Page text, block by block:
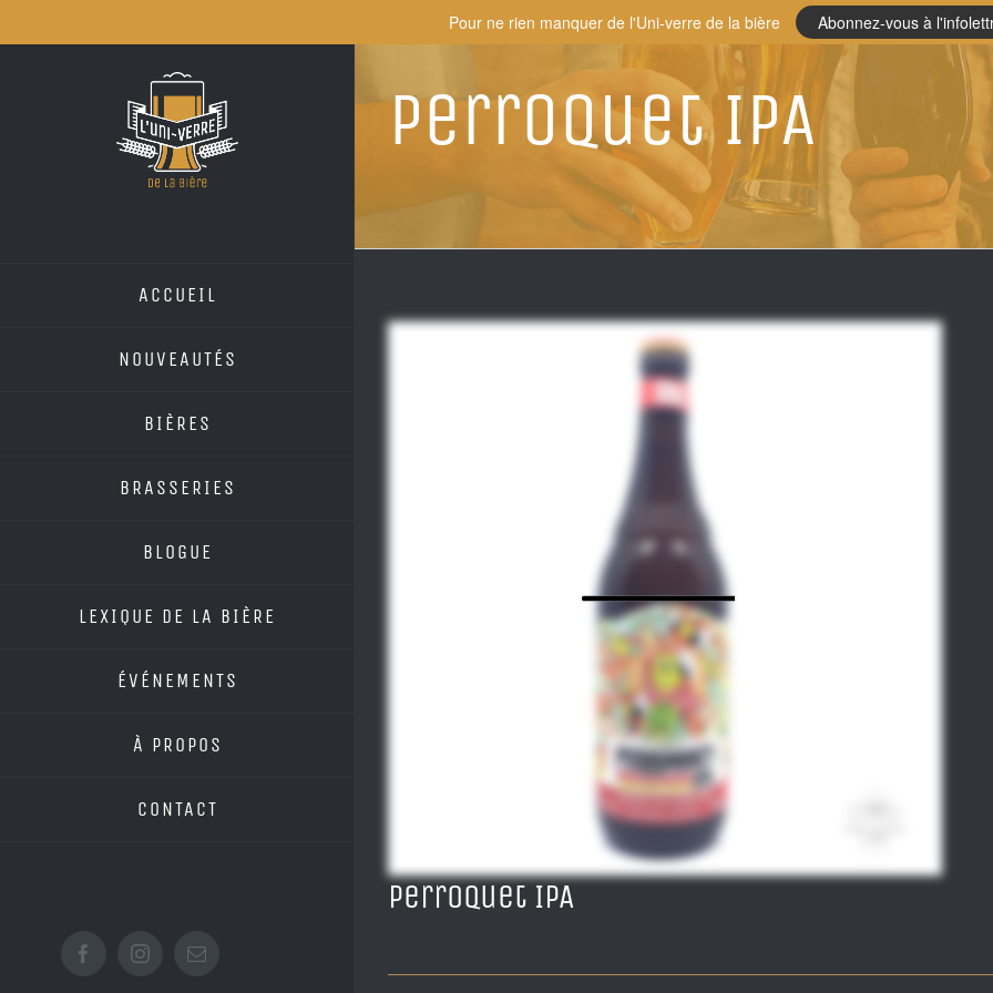
to
ACCUEIL
NOUVEAUTÉS
BIÈRES
BRASSERIES
BLOGUE
LEXIQUE DE LA BIÈRE
ÉVÉNEMENTS
À PROPOS
CONTACT
FacebookInstagramEmail
Perroquet IPA
Perroquet IPA
Pour ne rien manquer de l'Uni-verre de la bière Abonnez-vous à